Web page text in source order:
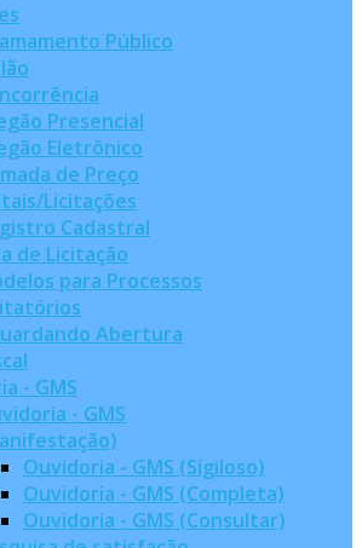
Público
Presencial
Eletrônico
de Preço
Licitações
Cadastral
de Licitação
para Processos
Abertura
- GMS
- GMS
Ouvidoria - GMS (Sigiloso)
Ouvidoria - GMS (Completa)
Ouvidoria - GMS (Consultar)